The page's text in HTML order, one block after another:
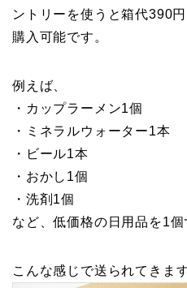
ントリーを使うと箱代390
購入可能です。
例えば、
・カップラーメン1個
・ミネラルウォーター1本
・ビール1本
・おかし1個
・洗剤1個
など、低価格の日用品を1個
こんな感じで送られてきます